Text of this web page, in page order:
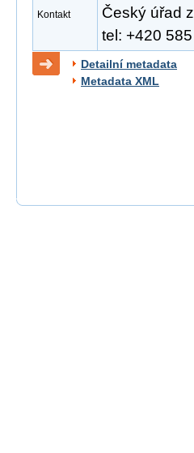
Kontakt
Český úřad
tel: +420
Detailní metadata
Metadata XML